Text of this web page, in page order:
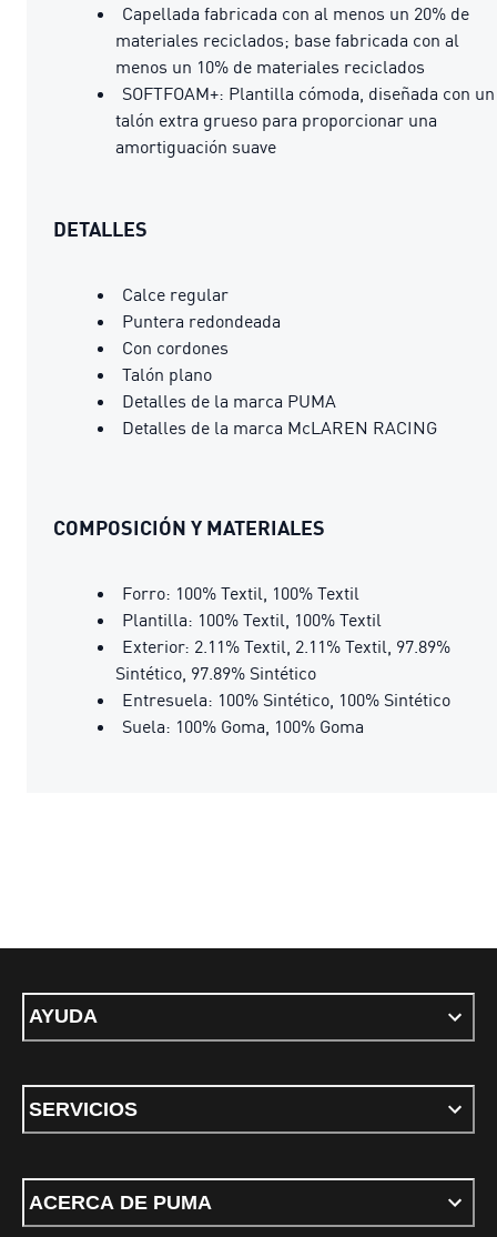
Capellada fabricada con al menos un 20% de
materiales reciclados; base fabricada con al
menos un 10% de materiales reciclados
SOFTFOAM+: Plantilla cómoda, diseñada con un
talón extra grueso para proporcionar una
amortiguación suave
DETALLES
Calce regular
Puntera redondeada
Con cordones
Talón plano
Detalles de la marca PUMA
Detalles de la marca McLAREN RACING
COMPOSICIÓN Y MATERIALES
Forro: 100% Textil, 100% Textil
Plantilla: 100% Textil, 100% Textil
Exterior: 2.11% Textil, 2.11% Textil, 97.89%
Sintético, 97.89% Sintético
Entresuela: 100% Sintético, 100% Sintético
Suela: 100% Goma, 100% Goma
AYUDA
SERVICIOS
ACERCA DE PUMA